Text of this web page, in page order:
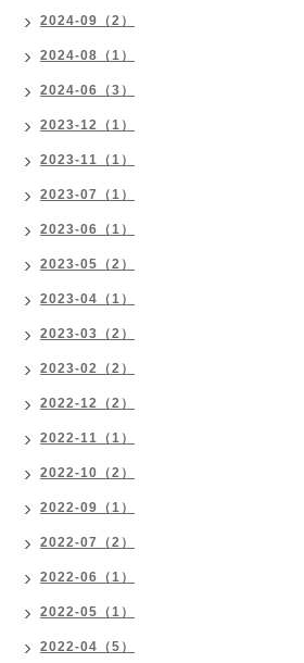
2024-09（2）
2024-08（1）
2024-06（3）
2023-12（1）
2023-11（1）
2023-07（1）
2023-06（1）
2023-05（2）
2023-04（1）
2023-03（2）
2023-02（2）
2022-12（2）
2022-11（1）
2022-10（2）
2022-09（1）
2022-07（2）
2022-06（1）
2022-05（1）
2022-04（5）